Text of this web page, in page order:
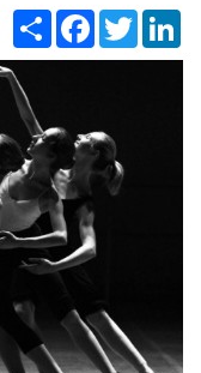
ShareFacebook
Twitter